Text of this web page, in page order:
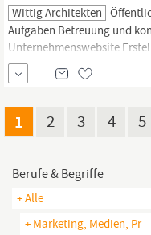
Wittig Architekten
Aufgaben Betreuung und
Unternehmenswebsite
Inhalten für unsere Social-
Facebook etc.) Entwicklung
Projekten,...
1 2 3 4 5
Berufe & Begriffe
+ Alle
+ Marketing, Medien, Pr